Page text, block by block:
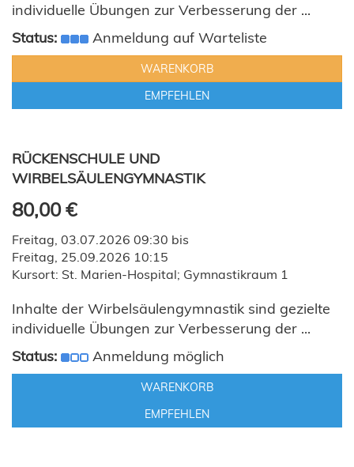
individuelle Übungen zur Verbesserung der ...
Status:
Anmeldung auf Warteliste
WARENKORB
EMPFEHLEN
RÜCKENSCHULE UND
WIRBELSÄULENGYMNASTIK
80,00 €
Freitag, 03.07.2026 09:30 bis
Freitag, 25.09.2026 10:15
Kursort: St. Marien-Hospital; Gymnastikraum 1
Inhalte der Wirbelsäulengymnastik sind gezielte
individuelle Übungen zur Verbesserung der ...
Status:
Anmeldung möglich
WARENKORB
EMPFEHLEN